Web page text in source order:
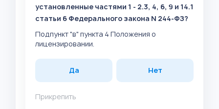
установленные частями 1 - 2.3, 4, 6, 9 и 14.1
статьи 6 Федерального закона N 244-ФЗ?
Подпункт "в" пункта 4 Положения о
лицензировании.
Да Нет
Прикрепить